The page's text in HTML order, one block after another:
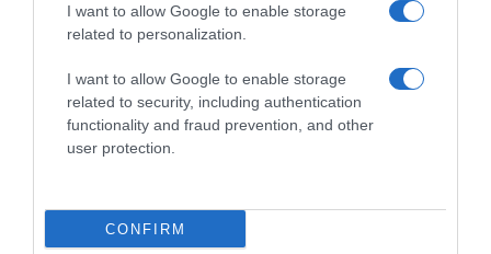
I want to allow Google to enable storage
related to personalization.
I want to allow Google to enable storage
related to security, including authentication
functionality and fraud prevention, and other
user protection.
CONFIRM
Cellulari e Smartphone
1.309,00€
Samsung Galaxy Z Flip8,
256GB, Pink [Versione
Italiana] | 3 anni di Garanzia,
FlexWindow Personalizzata,
Batteria 4300 mAh, RAM
12GB
Cellulari e Smartphone
in offerta 1.499,00€
Samsung Galaxy Z Flip8,
FlexWindow Personalizzata,